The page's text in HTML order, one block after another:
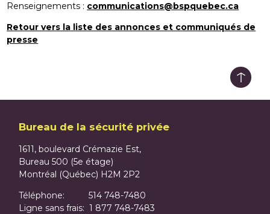
Renseignements : communications@bspquebec.ca
Retour vers la liste des annonces et communiqués de
presse
Bureau de la sécurité privée
1611, boulevard Crémazie Est,
Bureau 500 (5e étage)
Montréal (Québec) H2M 2P2
Téléphone: 514 748-7480
Ligne sans frais:1 877 748-7483